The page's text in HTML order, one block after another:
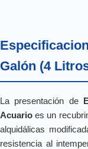
Galón (4
La presentación de
Acuario es un
alquidálicas
resistencia al